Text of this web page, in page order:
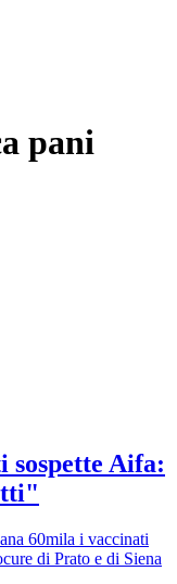
pani
sospette Aifa:
60mila i vaccinati
di Prato e di Siena